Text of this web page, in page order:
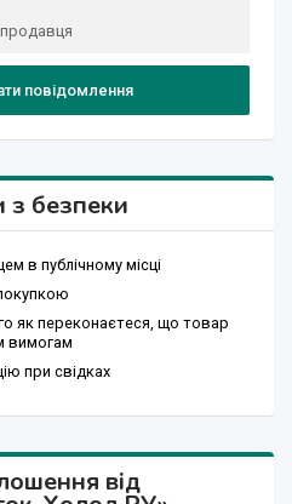
повідомлення
з безпеки
в публічному місці
як переконаєтеся, що товар
вимогам
при свідках
від